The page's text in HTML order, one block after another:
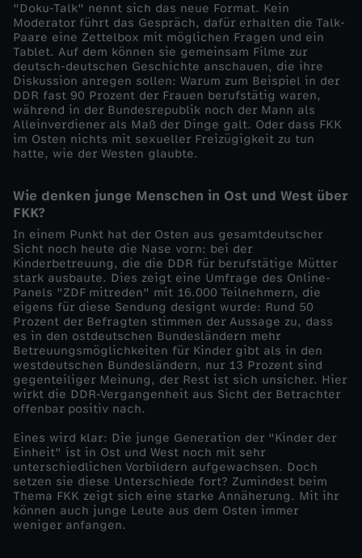
-
T
a
l
-
R
e
i
h
e
-
L
i
"Doku-Talk" nennt sich das neue Format. Kein
Moderator führt das Gespräch, dafür erhalten die Talk-
Paare eine Zettelbox mit möglichen Fragen und ein
Tablet. Auf dem können sie gemeinsam Filme zur
deutsch-deutschen Geschichte anschauen, die ihre
Diskussion anregen sollen: Warum zum Beispiel in der
DDR fast 90 Prozent der Frauen berufstätig waren,
während in der Bundesrepublik noch der Mann als
Alleinverdiener als Maß der Dinge galt. Oder dass FKK
im Osten nichts mit sexueller Freizügigkeit zu tun
hatte, wie der Westen glaubte.
Wie denken junge Menschen in Ost und West über
FKK?
In einem Punkt hat der Osten aus gesamtdeutscher
Sicht noch heute die Nase vorn: bei der
Kinderbetreuung, die die DDR für berufstätige Mütter
stark ausbaute. Dies zeigt eine Umfrage des Online-
Panels "ZDF mitreden" mit 16.000 Teilnehmern, die
eigens für diese Sendung designt wurde: Rund 50
Prozent der Befragten stimmen der Aussage zu, dass
es in den ostdeutschen Bundesländern mehr
Betreuungsmöglichkeiten für Kinder gibt als in den
westdeutschen Bundesländern, nur 13 Prozent sind
gegenteiliger Meinung, der Rest ist sich unsicher. Hier
wirkt die DDR-Vergangenheit aus Sicht der Betrachter
offenbar positiv nach.
Eines wird klar: Die junge Generation der "Kinder der
Einheit" ist in Ost und West noch mit sehr
unterschiedlichen Vorbildern aufgewachsen. Doch
setzen sie diese Unterschiede fort? Zumindest beim
Thema FKK zeigt sich eine starke Annäherung. Mit ihr
können auch junge Leute aus dem Osten immer
weniger anfangen.